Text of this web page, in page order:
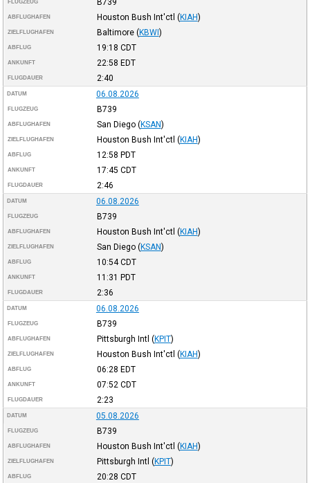
FLUGZEUG
ABFLUGHAFEN Houston Bush Int'ctl (KIAH)
ZIELFLUGHAFEN Baltimore (KBWI)
ABFLUG 19:18 CDT
ANKUNFT 22:58 EDT
FLUGDAUER 2:40
DATUM 06.08.2026
FLUGZEUG B739
ABFLUGHAFEN San Diego (KSAN)
ZIELFLUGHAFEN Houston Bush Int'ctl (KIAH)
ABFLUG 12:58 PDT
ANKUNFT 17:45 CDT
FLUGDAUER 2:46
DATUM 06.08.2026
FLUGZEUG B739
ABFLUGHAFEN Houston Bush Int'ctl (KIAH)
ZIELFLUGHAFEN San Diego (KSAN)
ABFLUG 10:54CDT
ANKUNFT 11:31 PDT
FLUGDAUER 2:36
DATUM 06.08.2026
FLUGZEUG B739
ABFLUGHAFEN Pittsburgh Intl (KPIT)
ZIELFLUGHAFEN Houston Bush Int'ctl (KIAH)
ABFLUG 06:28 EDT
ANKUNFT 07:52 CDT
FLUGDAUER 2:23
DATUM 05.08.2026
FLUGZEUG B739
ABFLUGHAFEN Houston Bush Int'ctl (KIAH)
ZIELFLUGHAFEN Pittsburgh Intl (KPIT)
ABFLUG 20:28 CDT